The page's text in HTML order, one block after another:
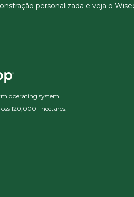
personalizada e veja o
operating system.
120,000+ hectares.